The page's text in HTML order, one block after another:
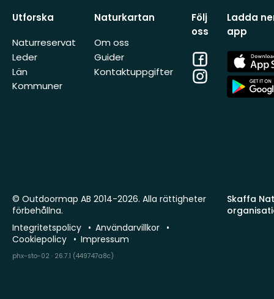
Utforska
Naturreservat
Leder
Län
Kommuner
Naturkartan
Om oss
Guider
Kontaktuppgifter
Följ
oss
Facebook
Instagram
Ladda
app
App
Store
App
Store
Skaffa
© Outdoormap AB 2014-2026. Alla rättigheter
förbehållna.
Integritetspolicy
Användarvillkor
Cookiepolicy
Impressum
phx-sto-02 · 26.7.1 (449747a8c)